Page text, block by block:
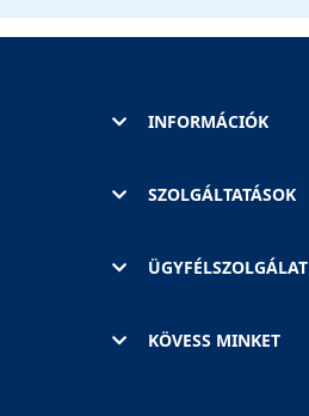
INFORMÁCIÓK
SZOLGÁLTATÁSOK
ÜGYFÉLSZOLGÁLAT
KÖVESS MINKET